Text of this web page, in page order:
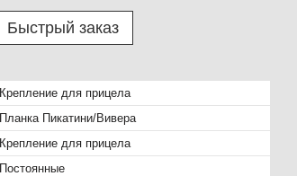
Быстрый заказ
Крепление для прицела
Планка Пикатини/Вивера
Крепление для прицела
Постоянные